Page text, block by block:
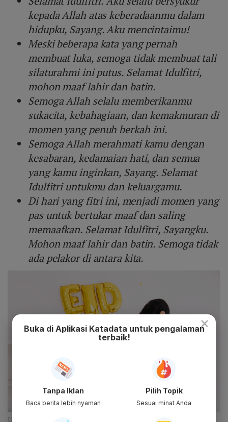
kepada Allah atas keberadaanmu dalam
hidupku, Sayang. Aku mencintaimu!
Meski beberapa kata yang pernah
membuat luka, semoga tidak membuat tali
silaturahmi ini putus. Selamat Idulfitri,
mohon maaf lahir dan batin.
Semoga Allah selalu memberikanmu
sukacita, kebahagiaan, dan kemakmuran di
momen yang penuh berkah ini.
Semoga Allah merahmati kamu dengan
kesabaran, kedamaian hati, dan semua
yang kamu inginkan, Sayang. Selamat
Idulfitri untukmu dan keluargamu.
Di hari yang fitri ini, menjadi momen yang
pas untuk bertukar maaf dan saling
memaafkan. Selamat Idulfitri, Sayangku.
Mohon maaf lahir dan batin. Semoga tidak
ada pelakor di antara kita.
Ucapan Lebaran untuk Pacar 2024 (Freepik)
×
Buka di Aplikasi Katadata untuk pengalaman
terbaik!
Tanpa Iklan
Baca berita lebih nyaman
Pilih Topik
Sesuai minat Anda